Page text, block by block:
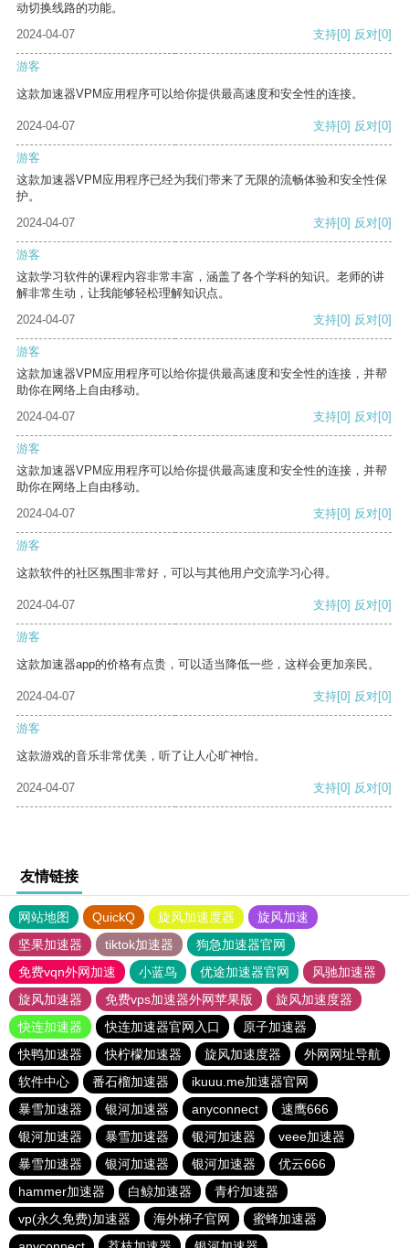
动切换线路的功能。
2024-04-07
支持[0] 反对[0]
游客
这款加速器VPM应用程序可以给你提供最高速度和安全性的连接。
2024-04-07 支持[0] 反对[0]
游客
这款加速器VPM应用程序已经为我们带来了无限的流畅体验和安全性保
护。
2024-04-07
支持[0] 反对[0]
游客
这款学习软件的课程内容非常丰富，涵盖了各个学科的知识。老师的讲
解非常生动，让我能够轻松理解知识点。
2024-04-07
支持[0] 反对[0]
游客
这款加速器VPM应用程序可以给你提供最高速度和安全性的连接，并帮
助你在网络上自由移动。
2024-04-07
支持[0] 反对[0]
游客
这款加速器VPM应用程序可以给你提供最高速度和安全性的连接，并帮
助你在网络上自由移动。
2024-04-07
支持[0] 反对[0]
游客
这款软件的社区氛围非常好，可以与其他用户交流学习心得。
2024-04-07 支持[0] 反对[0]
游客
这款加速器app的价格有点贵，可以适当降低一些，这样会更加亲民。
2024-04-07 支持[0] 反对[0]
游客
这款游戏的音乐非常优美，听了让人心旷神怡。
2024-04-07 支持[0] 反对[0]
友情链接
网站地图 QuickQ 旋风加速度器
旋风加速
坚果加速器
tiktok加速器
狗急加速器官网
免费vqn外网加速
小蓝鸟 优途加速器官网
风驰加速器
旋风加速器
免费vps加速器外网苹果版
旋风加速度器
快连加速器
快连加速器官网入口
原子加速器
快鸭加速器
快柠檬加速器 旋风加速度器
外网网址导航
软件中心
番石榴加速器
ikuuu.me加速器官网
暴雪加速器
银河加速器 anyconnect
速鹰666
银河加速器
暴雪加速器 银河加速器
veee加速器
暴雪加速器
银河加速器 银河加速器
优云666
hammer加速器
白鲸加速器
青柠加速器
vp(永久免费)加速器
海外梯子官网
蜜蜂加速器